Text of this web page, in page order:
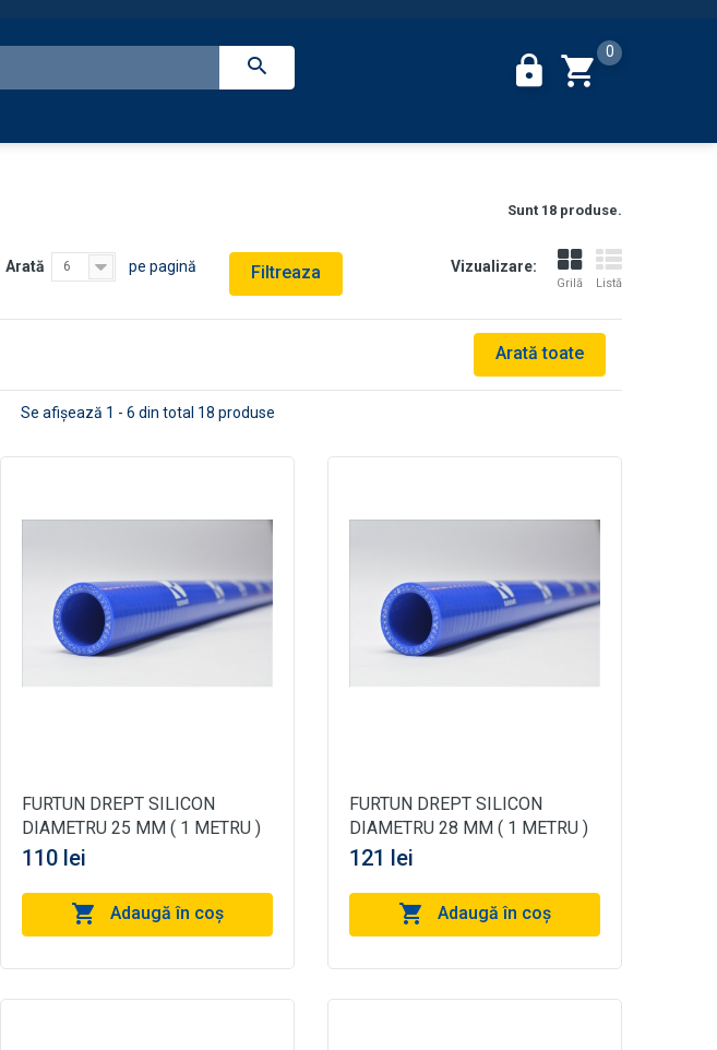
0
Sunt 18 produse.
Vizualizare:
Grilă Listă
Arată 6 pe pagină Filtreaza
Arată toate
Se afişează 1 - 6 din total 18 produse
FURTUN DREPT SILICON
DIAMETRU 25 MM ( 1 METRU )
110 lei
Adaugă în coş
FURTUN DREPT SILICON
DIAMETRU 28 MM ( 1 METRU )
121 lei
Adaugă în coş